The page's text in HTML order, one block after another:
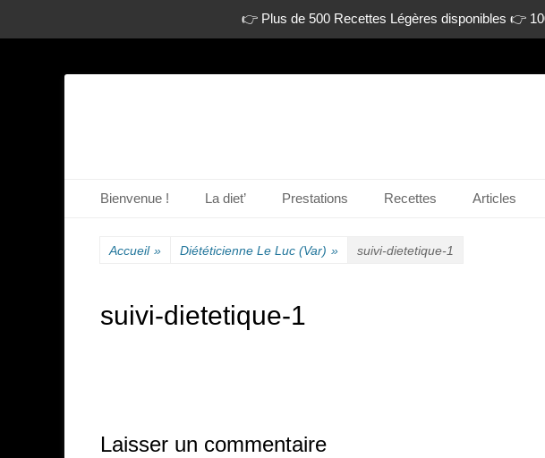
👉 Plus de 500 Recettes Légères disponibles 👉
Menu principal
Bienvenue ! La diet’ Prestations Recettes Articles
Accueil » Diététicienne Le Luc (Var) » suivi-dietetique-1
suivi-dietetique-1
Laisser un commentaire